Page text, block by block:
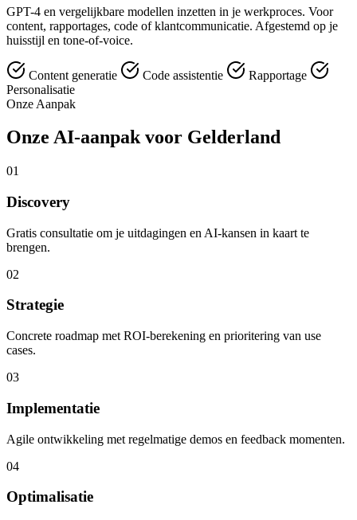
GPT-4 en vergelijkbare modellen inzetten in je werkproces. Voor
content, rapportages, code of klantcommunicatie. Afgestemd op je
huisstijl en tone-of-voice.
Content generatie Code assistentie
Rapportage
Personalisatie
Onze Aanpak
Onze AI-aanpak voor Gelderland
01
Discovery
Gratis consultatie om je uitdagingen en AI-kansen in kaart te
brengen.
02
Strategie
Concrete roadmap met ROI-berekening en prioritering van use
cases.
03
Implementatie
Agile ontwikkeling met regelmatige demos en feedback momenten.
04
Optimalisatie